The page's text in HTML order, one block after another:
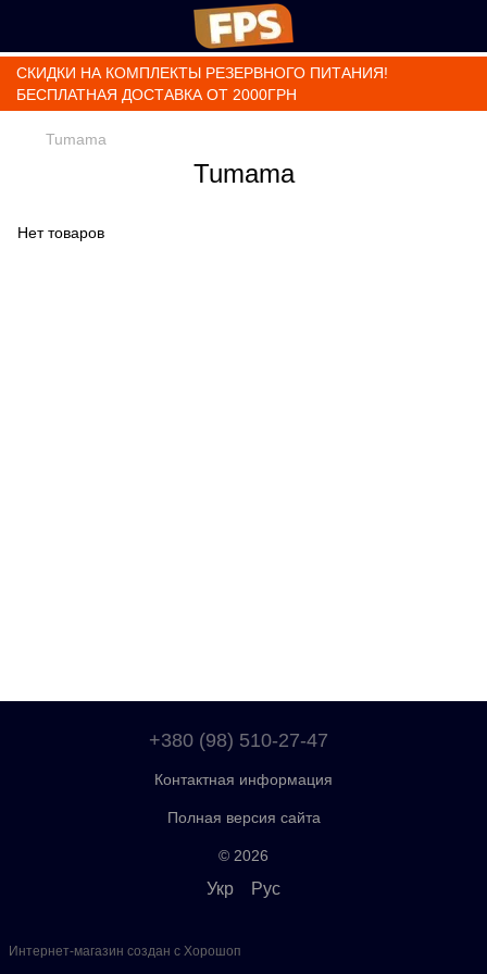
СКИДКИ НА КОМПЛЕКТЫ РЕЗЕРВНОГО ПИТАНИЯ!
БЕСПЛАТНАЯ ДОСТАВКА ОТ 2000ГРН
Tumama
Tumama
Нет товаров
+380 (98) 510-27-47
Контактная информация
Полная версия сайта
© 2026
Укр Рус
Интернет-магазин создан с Хорошоп